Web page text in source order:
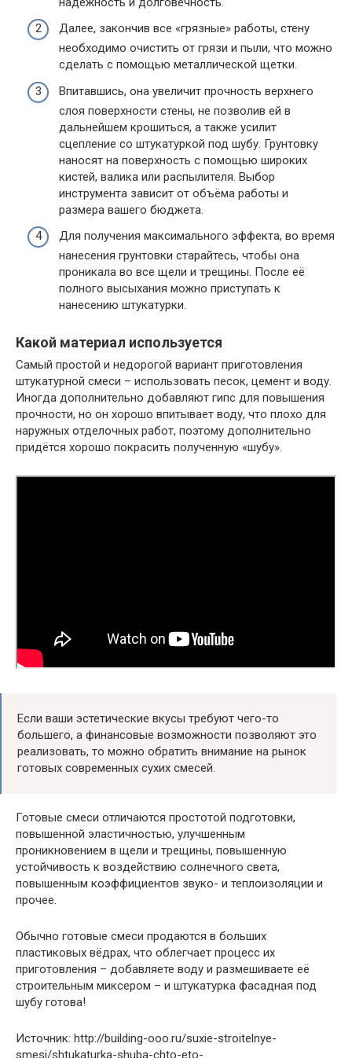
Далее, закончив все «грязные» работы, стену
необходимо очистить от грязи и пыли, что можно
сделать с помощью металлической щетки.
Впитавшись, она увеличит прочность верхнего
слоя поверхности стены, не позволив ей в
дальнейшем крошиться, а также усилит
сцепление со штукатуркой под шубу. Грунтовку
наносят на поверхность с помощью широких
кистей, валика или распылителя. Выбор
инструмента зависит от объёма работы и
размера вашего бюджета.
Для получения максимального эффекта, во время
нанесения грунтовки старайтесь, чтобы она
проникала во все щели и трещины. После её
полного высыхания можно приступать к
нанесению штукатурки.
Какой материал используется
Самый простой и недорогой вариант приготовления
штукатурной смеси – использовать песок, цемент и воду.
Иногда дополнительно добавляют гипс для повышения
прочности, но он хорошо впитывает воду, что плохо для
наружных отделочных работ, поэтому дополнительно
придётся хорошо покрасить полученную «шубу».
Если ваши эстетические вкусы требуют чего-то
большего, а финансовые возможности позволяют это
реализовать, то можно обратить внимание на рынок
готовых современных сухих смесей.
Готовые смеси отличаются простотой подготовки,
повышенной эластичностью, улучшенным
проникновением в щели и трещины, повышенную
устойчивость к воздействию солнечного света,
повышенным коэффициентов звуко- и теплоизоляции и
прочее.
Обычно готовые смеси продаются в больших
пластиковых вёдрах, что облегчает процесс их
приготовления – добавляете воду и размешиваете её
строительным миксером – и штукатурка фасадная под
шубу готова!
Источник: http://building-ooo.ru/suxie-stroitelnye-
smesi/shtukaturka-shuba-chto-eto-